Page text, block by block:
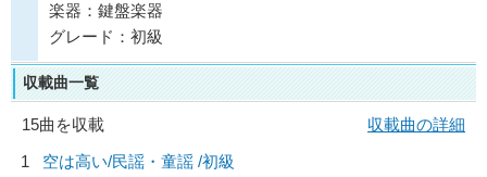
楽器：鍵盤楽器
グレード：初級
収載曲一覧
15曲を収載
収載曲の詳細
1
空は高い/民謡・童謡 /初級